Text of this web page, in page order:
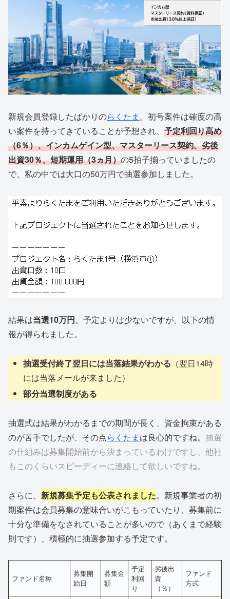
新規会員登録したばかりのらくたま 。初号案件は確度の高
い案件を持ってきていることが予想され、 予定利回り高め
（6％）、インカムゲイン型、マスターリース契約、劣後
出資30％、短期運用（3ヵ月）の5拍子揃っていましたの
で、私の中では大口の50万円で抽選参加しました。
結果は当選10万円。予定よりは少ないですが、以下の情
報が得られました。
抽選受付終了翌日には当落結果がわかる （翌日14時
には当落メールが来ました）
部分当選制度がある
抽選式は結果がわかるまでの期間が長く、資金拘束がある
のが苦手でしたが、その点らくたま は良心的ですね。 抽選
の仕組みは募集開始前から決まっているわけですし、他社
もこのくらいスピーディーに連絡して欲しいですね。
さらに、 新規募集予定も公表されました。新規事業者の初
期案件は会員募集の意味合いがこもっていたり、募集前に
十分な準備をなされていることが多いので（あくまで経験
則です）、積極的に抽選参加する予定です。
ファンド名称
募集開
始日
募集金
額
予定
利回
り
劣後出
資
（％）
ファンド
方式